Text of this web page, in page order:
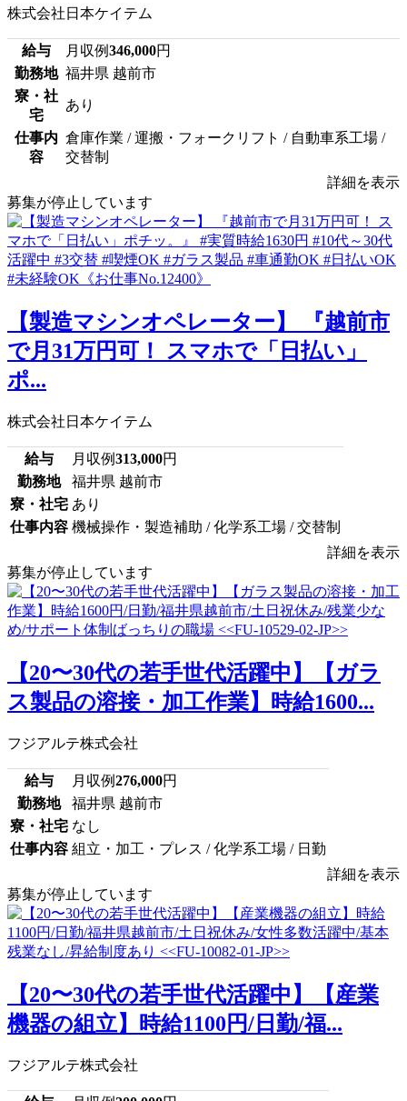
株式会社日本ケイテム
給与 月収例346,000円
勤務地 福井県 越前市
寮・社
宅
あり
仕事内
容
倉庫作業 / 運搬・フォークリフト / 自動車系工場 /
交替制
詳細を表示
募集が停止しています
【製造マシンオペレーター】 『越前市
で月31万円可！ スマホで「日払い」
ポ...
株式会社日本ケイテム
給与 月収例313,000円
勤務地
福井県 越前市
寮・社宅 あり
仕事内容 機械操作・製造補助 / 化学系工場 / 交替制
詳細を表示
募集が停止しています
【20〜30代の若手世代活躍中】【ガラ
ス製品の溶接・加工作業】時給1600...
フジアルテ株式会社
給与 月収例276,000円
勤務地
福井県 越前市
寮・社宅 なし
仕事内容 組立・加工・プレス / 化学系工場 / 日勤
詳細を表示
募集が停止しています
【20〜30代の若手世代活躍中】【産業
機器の組立】時給1100円/日勤/福...
フジアルテ株式会社